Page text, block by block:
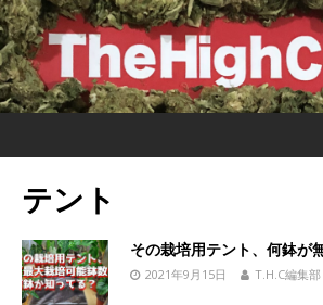
テント
その栽培用テント、何鉢が
2021年9月15日 T.H.C編集部